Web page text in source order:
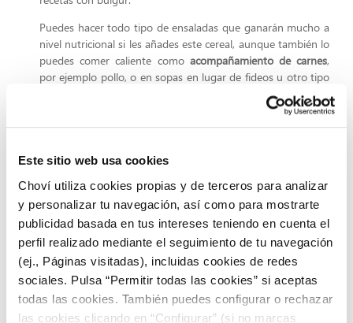
Este sitio web usa cookies
Choví utiliza cookies propias y de terceros para analizar
y personalizar tu navegación, así como para mostrarte
publicidad basada en tus intereses teniendo en cuenta el
perfil realizado mediante el seguimiento de tu navegación
(ej., Páginas visitadas), incluidas cookies de redes
sociales. Pulsa “Permitir todas las cookies” si aceptas
todas las cookies. También puedes configurar o rechazar
las cookies clicando en “Configurar” (si no marcas
Puedes hacer todo tipo de ensaladas que ganarán mucho a
nivel nutricional si les añades este cereal, aunque también lo
puedes comer caliente como acompañamiento de carnes,
por ejemplo pollo, o en sopas en lugar de fideos u otro tipo
de la carne, para hacer hamburguesas o albóndigas
la harina de trigo común.